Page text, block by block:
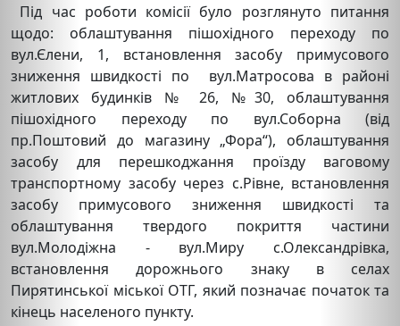
Під час роботи комісії було розглянуто питання
щодо: облаштування пішохідного переходу по
вул.Єлени, 1, встановлення засобу примусового
зниження швидкості по вул.Матросова в районі
житлових будинків № 26, №30, облаштування
пішохідного переходу по вул.Соборна (від
пр.Поштовий до магазину „Фора“), облаштування
засобу для перешкоджання проїзду ваговому
транспортному засобу через с.Рівне, встановлення
засобу примусового зниження швидкості та
облаштування твердого покриття частини
вул.Молодіжна - вул.Миру с.Олександрівка,
встановлення дорожнього знаку в селах
Пирятинської міської ОТГ, який позначає початок та
кінець населеного пункту.